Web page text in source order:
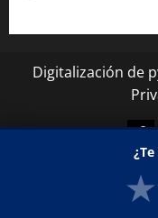
Digitalización de
Copyright ©★